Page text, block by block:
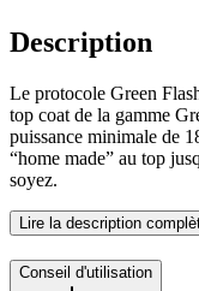
Description
Le protocole Green
top coat de la gamme
puissance minimale de
“home made” au top
soyez.
Lire la description
Conseil d'utilisation